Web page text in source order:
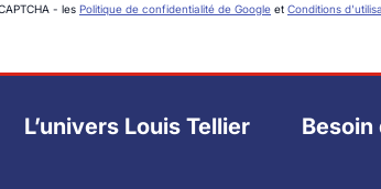
- les Politique de confidentialité de Google et Conditions
L’univers Louis Tellier Besoin